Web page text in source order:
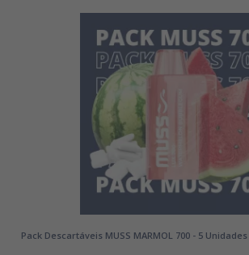
Pack Descartáveis MUSS MARMOL 700 - 5 Unidades